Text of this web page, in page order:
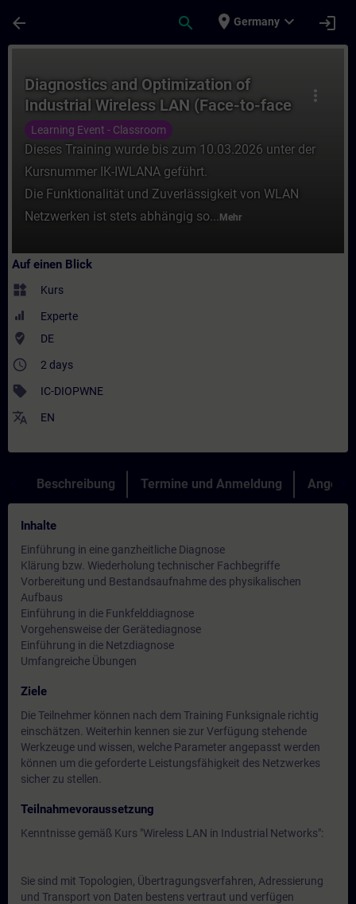
arrow_back search place Germany expand_more login
more_vert
Diagnostics and Optimization of
Industrial Wireless LAN (Face-to-face
Training)
Learning Event - Classroom
Dieses Training wurde bis zum 10.03.2026 unter der
Kursnummer IK-IWLANA geführt.
Die Funktionalität und Zuverlässigkeit von WLAN
Netzwerken ist stets abhängig so... Mehr
Auf einen Blick
widgets Kurs
Experte
where_to_vote DE
access_time 2 days
sell IC-DIOPWNE
translate EN
Beschreibung Termine und Anmeldung Angebot
Inhalte
Einführung in eine ganzheitliche Diagnose
Klärung bzw. Wiederholung technischer Fachbegriffe
Vorbereitung und Bestandsaufnahme des physikalischen
Aufbaus
Einführung in die Funkfelddiagnose
Vorgehensweise der Gerätediagnose
Einführung in die Netzdiagnose
Umfangreiche Übungen
Ziele
Die Teilnehmer können nach dem Training Funksignale richtig
einschätzen. Weiterhin kennen sie zur Verfügung stehende
Werkzeuge und wissen, welche Parameter angepasst werden
können um die geforderte Leistungsfähigkeit des Netzwerkes
sicher zu stellen.
Teilnahmevoraussetzung
Kenntnisse gemäß Kurs "Wireless LAN in Industrial Networks":
Sie sind mit Topologien, Übertragungsverfahren, Adressierung
und Transport von Daten bestens vertraut und verfügen